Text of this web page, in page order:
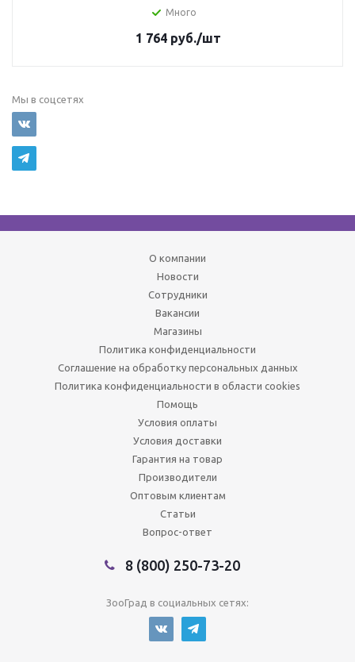
Много
1 764руб./шт
Мы в соцсетях
О компании
Новости
Сотрудники
Вакансии
Магазины
Политика конфиденциальности
Соглашение на обработку персональных данных
Политика конфиденциальности в области cookies
Помощь
Условия оплаты
Условия доставки
Гарантия на товар
Производители
Оптовым клиентам
Статьи
Вопрос-ответ
8 (800) 250-73-20
ЗооГрад в социальных сетях: